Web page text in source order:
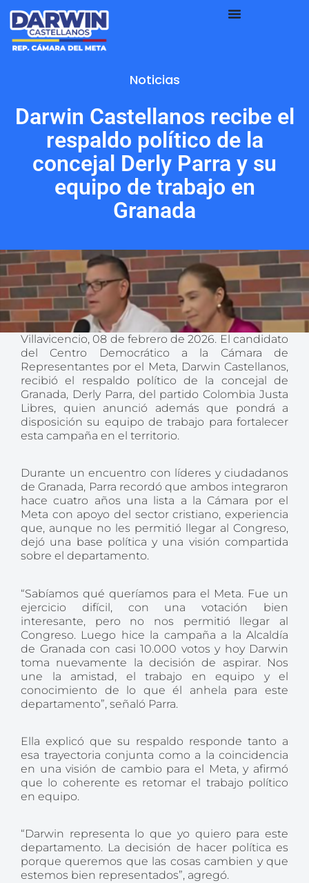
Noticias
Darwin Castellanos recibe el
respaldo político de la
concejal Derly Parra y su
equipo de trabajo en
Granada
Villavicencio, 08 de febrero de 2026. El candidato
del Centro Democrático a la Cámara de
Representantes por el Meta, Darwin Castellanos,
recibió el respaldo político de la concejal de
Granada, Derly Parra, del partido Colombia Justa
Libres, quien anunció además que pondrá a
disposición su equipo de trabajo para fortalecer
esta campaña en el territorio.
Durante un encuentro con líderes y ciudadanos
de Granada, Parra recordó que ambos integraron
hace cuatro años una lista a la Cámara por el
Meta con apoyo del sector cristiano, experiencia
que, aunque no les permitió llegar al Congreso,
dejó una base política y una visión compartida
sobre el departamento.
“Sabíamos qué queríamos para el Meta. Fue un
ejercicio difícil, con una votación bien
interesante, pero no nos permitió llegar al
Congreso. Luego hice la campaña a la Alcaldía
de Granada con casi 10.000 votos y hoy Darwin
toma nuevamente la decisión de aspirar. Nos
une la amistad, el trabajo en equipo y el
conocimiento de lo que él anhela para este
departamento”, señaló Parra.
Ella explicó que su respaldo responde tanto a
esa trayectoria conjunta como a la coincidencia
en una visión de cambio para el Meta, y afirmó
que lo coherente es retomar el trabajo político
en equipo.
“Darwin representa lo que yo quiero para este
departamento. La decisión de hacer política es
porque queremos que las cosas cambien y que
estemos bien representados”, agregó.